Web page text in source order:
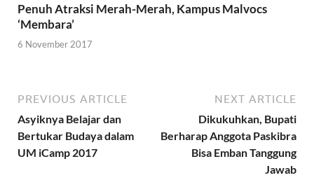
Penuh Atraksi Merah-Merah, Kampus Malvocs
‘Membara’
6 November 2017
PREVIOUS ARTICLE
Asyiknya Belajar dan
Bertukar Budaya dalam
UM iCamp 2017
NEXT ARTICLE
Dikukuhkan, Bupati
Berharap Anggota Paskibra
Bisa Emban Tanggung
Jawab